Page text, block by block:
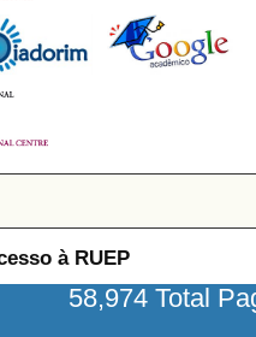
à RUEP
58,974 Total